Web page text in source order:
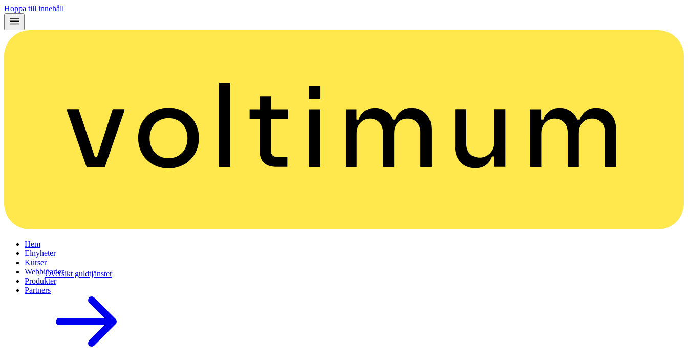
Hoppa till innehåll
Hem
Elnyheter
Kurser
Webbinarier
Produkter
Partners
Översikt guldtjänster